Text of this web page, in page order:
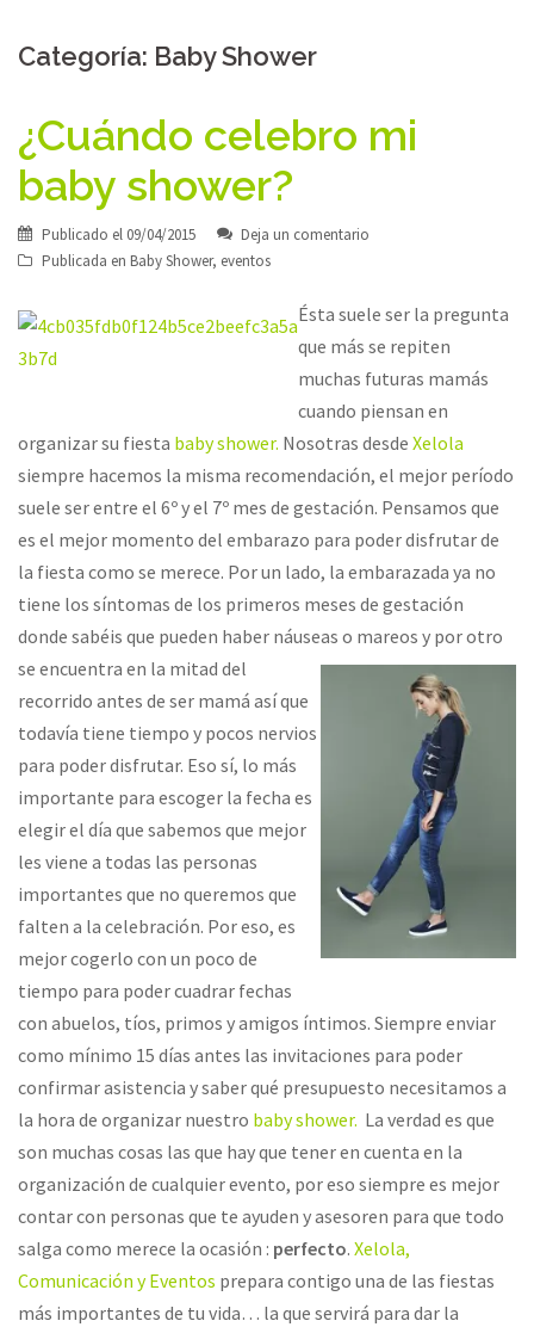
Categoría: Baby Shower
¿Cuándo celebro mi
baby shower?
Publicado el 09/04/2015
Deja un comentario
Publicada en Baby Shower, eventos
Ésta suele ser la pregunta
que más se repiten
muchas futuras mamás
cuando piensan en
organizar su fiesta baby shower. Nosotras desde Xelola
siempre hacemos la misma recomendación, el mejor período
suele ser entre el 6º y el 7º mes de gestación. Pensamos que
es el mejor momento del embarazo para poder disfrutar de
la fiesta como se merece. Por un lado, la embarazada ya no
tiene los síntomas de los primeros meses de gestación
donde sabéis que pueden haber náuseas o mareos y por otro
se encuentra en la mitad del
recorrido antes de ser mamá así que
todavía tiene tiempo y pocos nervios
para poder disfrutar. Eso sí, lo más
importante para escoger la fecha es
elegir el día que sabemos que mejor
les viene a todas las personas
importantes que no queremos que
falten a la celebración. Por eso, es
mejor cogerlo con un poco de
tiempo para poder cuadrar fechas
con abuelos, tíos, primos y amigos íntimos. Siempre enviar
como mínimo 15 días antes las invitaciones para poder
confirmar asistencia y saber qué presupuesto necesitamos a
la hora de organizar nuestro baby shower. La verdad es que
son muchas cosas las que hay que tener en cuenta en la
organización de cualquier evento, por eso siempre es mejor
contar con personas que te ayuden y asesoren para que todo
salga como merece la ocasión : perfecto. Xelola,
Comunicación y Eventos prepara contigo una de las fiestas
más importantes de tu vida… la que servirá para dar la